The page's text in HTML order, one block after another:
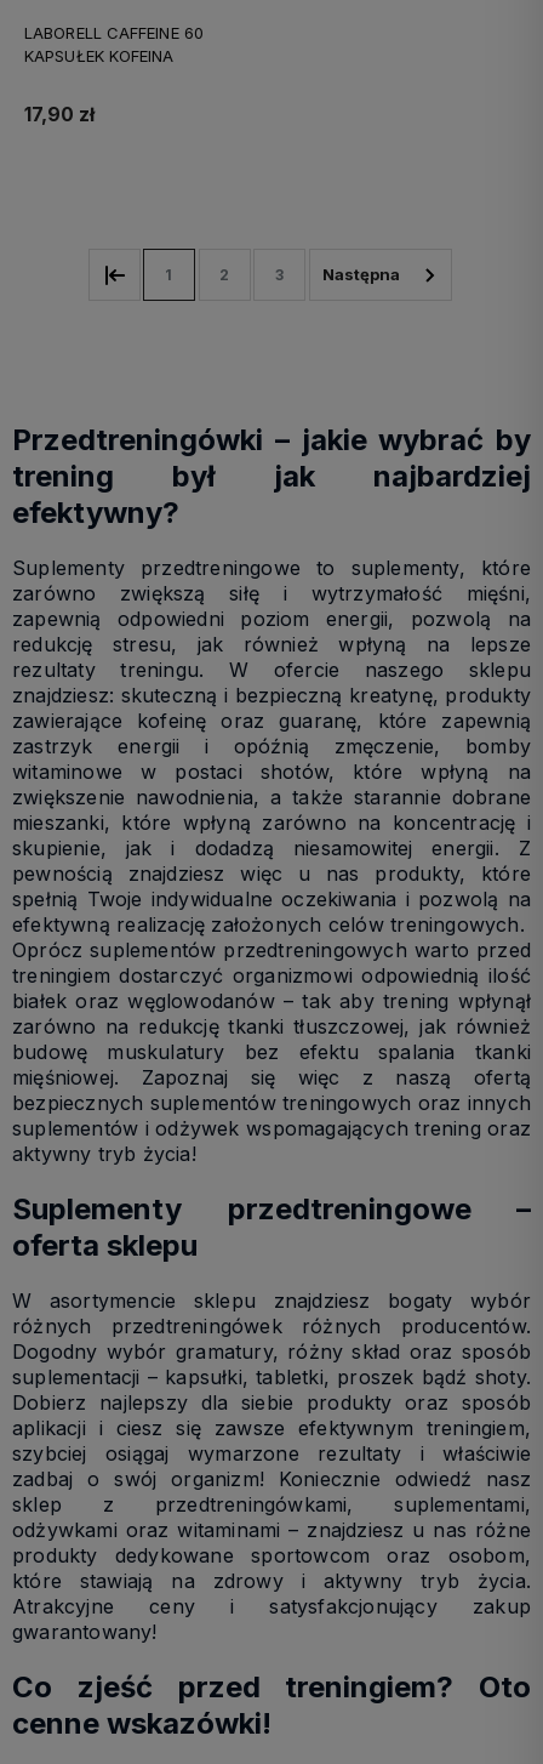
LABORELL CAFFEINE 60
KAPSUŁEK KOFEINA
17,90 zł
1 2 3
Przedtreningówki – jakie wybrać by
trening był jak najbardziej
efektywny?
Suplementy przedtreningowe to suplementy, które
zarówno zwiększą siłę i wytrzymałość mięśni,
zapewnią odpowiedni poziom energii, pozwolą na
redukcję stresu, jak również wpłyną na lepsze
rezultaty treningu. W ofercie naszego sklepu
znajdziesz: skuteczną i bezpieczną kreatynę, produkty
zawierające kofeinę oraz guaranę, które zapewnią
zastrzyk energii i opóźnią zmęczenie, bomby
witaminowe w postaci shotów, które wpłyną na
zwiększenie nawodnienia, a także starannie dobrane
mieszanki, które wpłyną zarówno na koncentrację i
skupienie, jaki dodadzą niesamowitej energii. Z
pewnością znajdziesz więc u nas produkty, które
spełnią Twoje indywidualne oczekiwania i pozwolą na
efektywną realizację założonych celów treningowych.
Oprócz suplementów przedtreningowych warto przed
treningiem dostarczyć organizmowi odpowiednią ilość
białek oraz węglowodanów – tak aby trening wpłynął
zarówno na redukcję tkanki tłuszczowej, jak również
budowę muskulatury bez efektu spalania tkanki
mięśniowej. Zapoznaj się więc z naszą ofertą
bezpiecznych suplementów treningowych oraz innych
suplementów i odżywek wspomagających trening oraz
aktywny tryb życia!
Suplementy przedtreningowe –
oferta sklepu
W asortymencie sklepu znajdziesz bogaty wybór
różnych przedtreningówek różnych producentów.
Dogodny wybór gramatury, różny skład oraz sposób
suplementacji – kapsułki, tabletki, proszek bądź shoty.
Dobierz najlepszy dla siebie produkty oraz sposób
aplikacji i ciesz się zawsze efektywnym treningiem,
szybciej osiągaj wymarzone rezultaty i właściwie
zadbajo swój organizm! Koniecznie odwiedź nasz
sklep z przedtreningówkami, suplementami,
odżywkami oraz witaminami – znajdziesz u nas różne
produkty dedykowane sportowcom oraz osobom,
które stawiają na zdrowy i aktywny tryb życia.
Atrakcyjne ceny i satysfakcjonujący zakup
gwarantowany!
Co zjeść przed treningiem? Oto
cenne wskazówki!